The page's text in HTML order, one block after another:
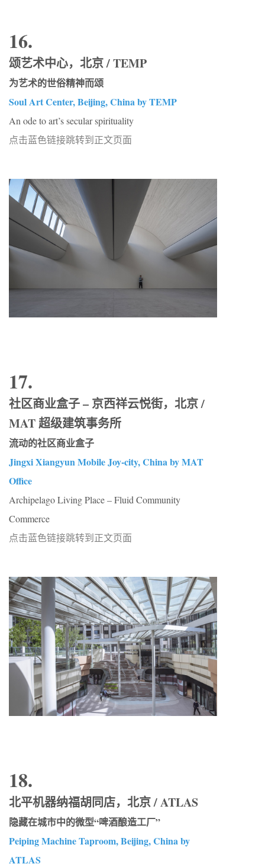
16.
颂艺术中心，北京 / TEMP
为艺术的世俗精神而颂
Soul Art Center, Beijing, China by TEMP
An ode to art’s secular spirituality
点击蓝色链接跳转到正文页面
17.
社区商业盒子 – 京西祥云悦街，北京 /
MAT 超级建筑事务所
流动的社区商业盒子
Jingxi Xiangyun Mobile Joy-city, China by MAT
Office
Archipelago Living Place – Fluid Community
Commerce
点击蓝色链接跳转到正文页面
18.
北平机器纳福胡同店，北京 / ATLAS
隐藏在城市中的微型“啤酒酿造工厂”
Peiping Machine Taproom, Beijing, China by
ATLAS